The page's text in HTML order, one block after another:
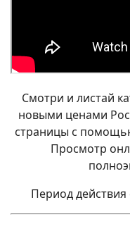
Смотри и листай
новыми ценами
страницы с
Просмотр
Период действия